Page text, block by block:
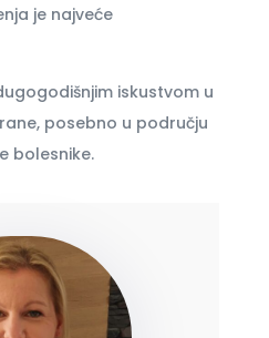
je najveće
iskustvom u
posebno u području
bolesnike.